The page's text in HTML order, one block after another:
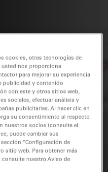
cookies, otras tecnologías de
nos proporciona
para mejorar su experiencia
publicidad y contenido
con este y otros sitios web,
sociales, efectuar análisis y
publicitarias. Al hacer clic en
su consentimiento al respecto
nuestros socios (consulte el
puede cambiar sus
“Configuración de
sitio web. Para obtener más
nuestro Aviso de